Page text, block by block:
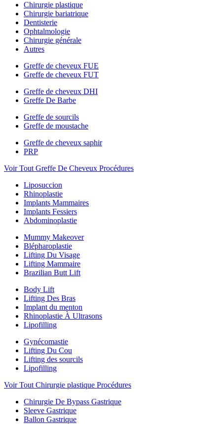
Chirurgie plastique
Chirurgie bariatrique
Dentisterie
Ophtalmologie
Chirurgie générale
Autres
Greffe de cheveux FUE
Greffe de cheveux FUT
Greffe de cheveux DHI
Greffe De Barbe
Greffe de sourcils
Greffe de moustache
Greffe de cheveux saphir
PRP
Voir Tout Greffe De Cheveux Procédures
Liposuccion
Rhinoplastie
Implants Mammaires
Implants Fessiers
Abdominoplastie
Mummy Makeover
Blépharoplastie
Lifting Du Visage
Lifting Mammaire
Brazilian Butt Lift
Body Lift
Lifting Des Bras
Implant du menton
Rhinoplastie À Ultrasons
Lipofilling
Gynécomastie
Lifting Du Cou
Lifting des sourcils
Lipofilling
Voir Tout Chirurgie plastique Procédures
Chirurgie De Bypass Gastrique
Sleeve Gastrique
Ballon Gastrique